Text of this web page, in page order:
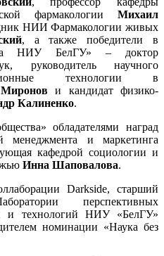
фармакологии Михаил
НИИ Фармакологии живых
, а также победители в
НИУ БелГУ» – доктор
руководитель научного
технологии в
и кандидат физико-
Калиненко.
обладателями наград
менеджмента и маркетинга
кафедрой социологии и
Инна Шаповалова.
Darkside, старший
перспективных
и технологий НИУ «БелГУ»
номинации «Наука без